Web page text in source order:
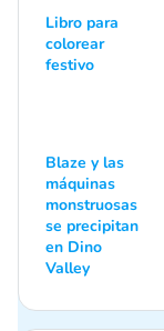
Libro para
colorear
festivo
Blaze y las
máquinas
monstruosas
se precipitan
en Dino
Valley